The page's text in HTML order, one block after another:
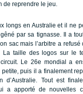
de reprendre le jeu.
longs en Australie et il ne
par sa tignasse. Il a
sac mais l’arbitre a refusé
La taille des logos sur le
Le 26e mondial a
petite, puis il a finalement
d’Australie. Tout est
a apporté de nouvelles